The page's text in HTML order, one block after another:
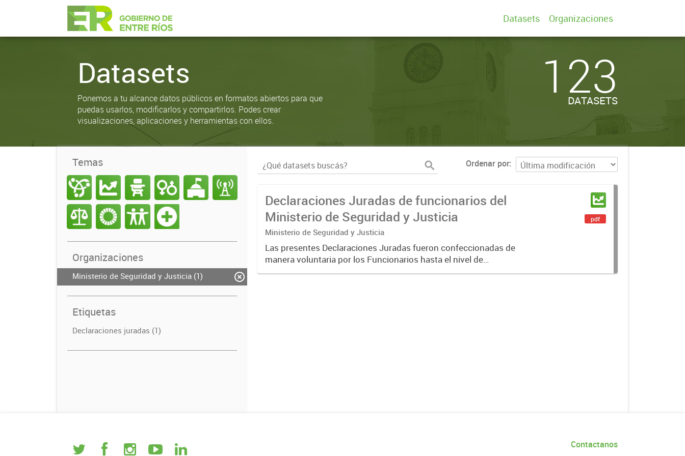
Datasets Organizaciones
Datasets
Ponemos a tu alcance datos públicos en formatos abiertos para que
puedas usarlos, modificarlos y compartirlos. Podes crear
visualizaciones, aplicaciones y herramientas con ellos.
123
DATASETS
Temas
Organizaciones
Ministerio de Seguridad y Justicia (1)
Etiquetas
Declaraciones juradas (1)
Ordenar por
Declaraciones Juradas de funcionarios del
Ministerio de Seguridad y Justicia
Ministerio de Seguridad y Justicia
Las presentes Declaraciones Juradas fueron confeccionadas de
manera voluntaria por los Funcionarios hasta el nivel de
Director/a General. El criterio sugerido para la confección de las
pdf
Contactanos